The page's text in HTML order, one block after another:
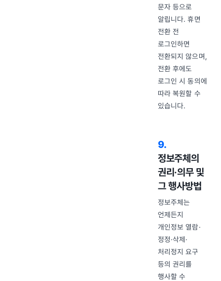
문자 등으로
알립니다. 휴면
전환 전
로그인하면
전환되지 않으며,
전환 후에도
로그인 시 동의에
따라 복원할 수
있습니다.
9.
정보주체의
권리·의무 및
그 행사방법
정보주체는
언제든지
개인정보 열람·
정정·삭제·
처리정지 요구
등의 권리를
행사할 수